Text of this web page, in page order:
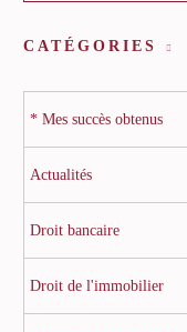
CATÉGORIES
* Mes succès obtenus
Actualités
Droit bancaire
Droit de l'immobilier